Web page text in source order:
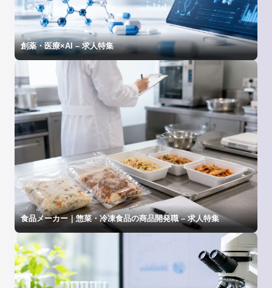
創薬・医療×AI – 求人特集
食品メーカー｜惣菜・冷凍食品の商品開発職 – 求人特集